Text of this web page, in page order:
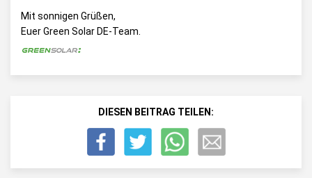
Mit sonnigen Grüßen,
Euer Green Solar DE-Team.
DIESEN BEITRAG TEILEN: